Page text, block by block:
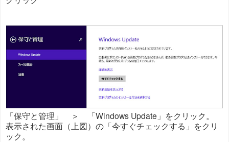
「保守と管理」 ＞ 「Windows Update」をクリック。
表示された画面（上図）の「今すぐチェックする」をクリ
ック。